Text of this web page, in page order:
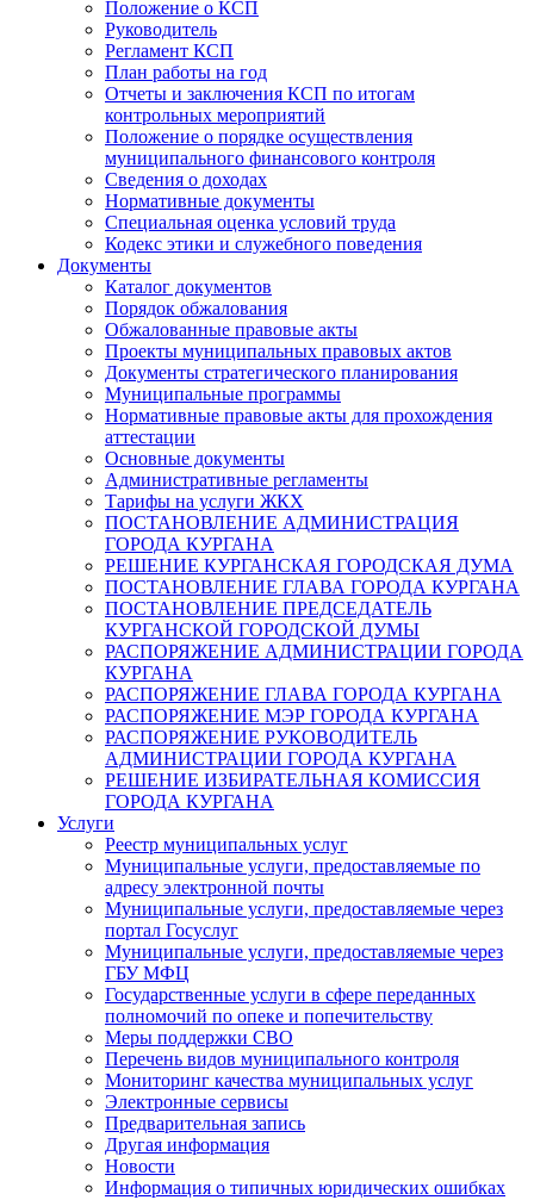
Положение о КСП
Руководитель
Регламент КСП
План работы на год
Отчеты и заключения КСП по итогам
контрольных мероприятий
Положение о порядке осуществления
муниципального финансового контроля
Сведения о доходах
Нормативные документы
Специальная оценка условий труда
Кодекс этики и служебного поведения
Документы
Каталог документов
Порядок обжалования
Обжалованные правовые акты
Проекты муниципальных правовых актов
Документы стратегического планирования
Муниципальные программы
Нормативные правовые акты для прохождения
аттестации
Основные документы
Административные регламенты
Тарифы на услуги ЖКХ
ПОСТАНОВЛЕНИЕ АДМИНИСТРАЦИЯ
ГОРОДА КУРГАНА
РЕШЕНИЕ КУРГАНСКАЯ ГОРОДСКАЯ ДУМА
ПОСТАНОВЛЕНИЕ ГЛАВА ГОРОДА КУРГАНА
ПОСТАНОВЛЕНИЕ ПРЕДСЕДАТЕЛЬ
КУРГАНСКОЙ ГОРОДСКОЙ ДУМЫ
РАСПОРЯЖЕНИЕ АДМИНИСТРАЦИИ ГОРОДА
КУРГАНА
РАСПОРЯЖЕНИЕ ГЛАВА ГОРОДА КУРГАНА
РАСПОРЯЖЕНИЕ МЭР ГОРОДА КУРГАНА
РАСПОРЯЖЕНИЕ РУКОВОДИТЕЛЬ
АДМИНИСТРАЦИИ ГОРОДА КУРГАНА
РЕШЕНИЕ ИЗБИРАТЕЛЬНАЯ КОМИССИЯ
ГОРОДА КУРГАНА
Услуги
Реестр муниципальных услуг
Муниципальные услуги, предоставляемые по
адресу электронной почты
Муниципальные услуги, предоставляемые через
портал Госуслуг
Муниципальные услуги, предоставляемые через
ГБУ МФЦ
Государственные услуги в сфере переданных
полномочий по опеке и попечительству
Меры поддержки СВО
Перечень видов муниципального контроля
Мониторинг качества муниципальных услуг
Электронные сервисы
Предварительная запись
Другая информация
Новости
Информация о типичных юридических ошибках